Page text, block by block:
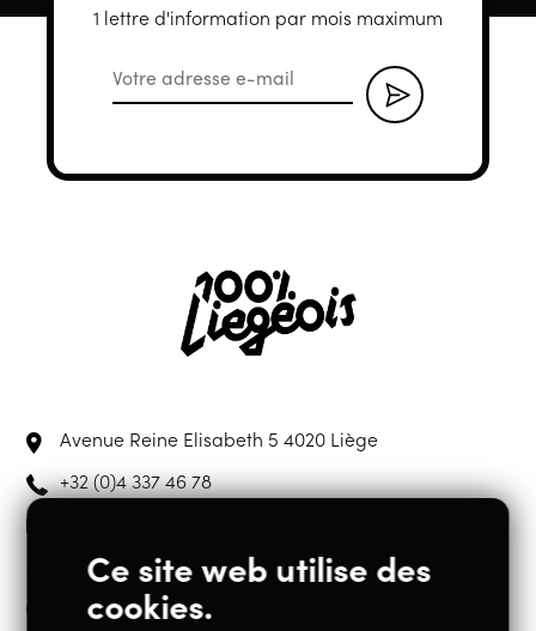
1 lettre d'information par mois maximum
Avenue Reine Elisabeth 54020 Liège
+32 (0)4 337 46 78
Du mardi au samedi de 10h00 à 19h00
Ce site web utilise des
cookies.